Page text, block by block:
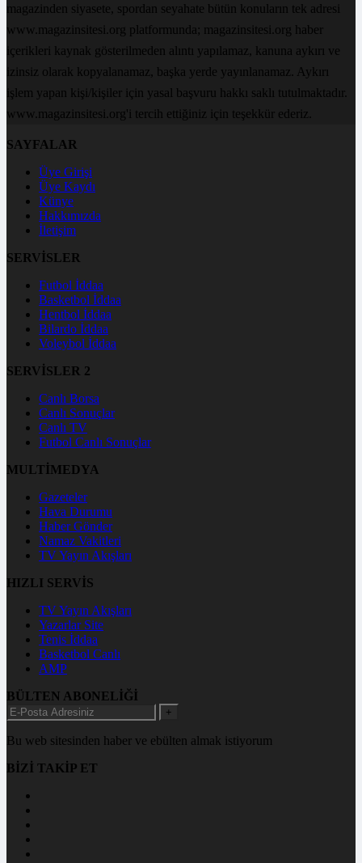
magazinden siyasete, spordan seyahate bütün konuların tek adresi
www.magazinsitesi.org platformunda; magazinsitesi.org haber
içerikleri kaynak gösterilmeden alıntı yapılamaz, kanuna aykırı ve
izinsiz olarak kopyalanamaz, başka yerde yayınlanamaz. Aykırı
işlem yapan kişi/kişiler için yasal başvuru hakkı saklı tutulmaktadır.
www.magazinsitesi.org'i tercih ettiğiniz için teşekkür ederiz.
SAYFALAR
Üye Girişi
Üye Kaydı
Künye
Hakkımızda
İletişim
SERVİSLER
Futbol İddaa
Basketbol İddaa
Hentbol İddaa
Bilardo İddaa
Voleybol İddaa
SERVİSLER 2
Canlı Borsa
Canlı Sonuçlar
Canlı TV
Futbol Canlı Sonuçlar
MULTİMEDYA
Gazeteler
Hava Durumu
Haber Gönder
Namaz Vakitleri
TV Yayın Akışları
HIZLI SERVİS
TV Yayın Akışları
Yazarlar Site
Tenis İddaa
Basketbol Canlı
AMP
BÜLTEN ABONELİĞİ
+
Bu web sitesinden haber ve ebülten almak istiyorum
BİZİ TAKİP ET